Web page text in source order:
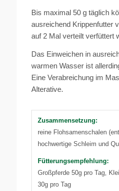
Bis maximal 50 g täglich
ausreichend Krippenfutter
auf 2 Mal verteilt verfüttert
Das Einweichen in
warmen Wasser ist
Eine Verabreichung im
Alterative.
Zusammensetzung:
reine Flohsamenschalen
hochwertige Schleim und
Fütterungsempfehlung:
Großpferde 50g pro Tag,
30g pro Tag